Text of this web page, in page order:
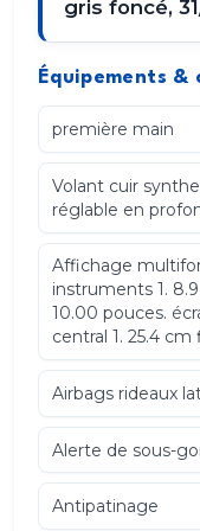
gris foncé,
Équipements &
première main
Volant cuir
réglable en
Affichage
instruments 1.
10.00 pouces.
central 1. 25.4
Airbags rideaux
Alerte de sous-
Antipatinage